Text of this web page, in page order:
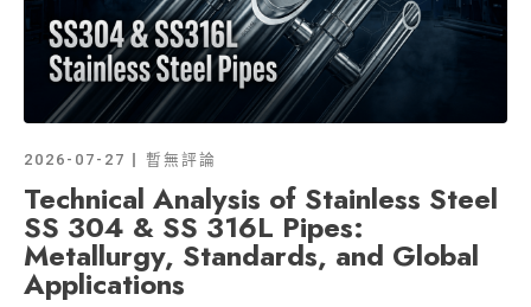
2026-07-27 暫無評論
Technical Analysis of Stainless Steel
SS 304 & SS 316L Pipes:
Metallurgy, Standards, and Global
Applications